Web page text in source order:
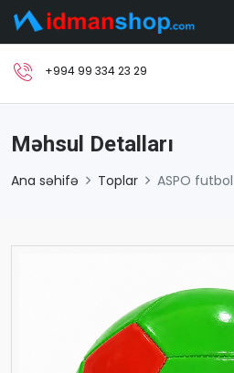
+994 99 334 23 29
Məhsul Detalları
Ana səhifə Toplar ASPO